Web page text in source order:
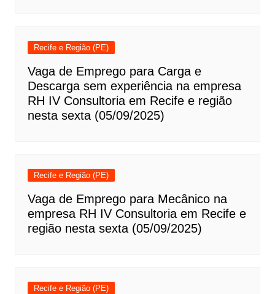
Recife e Região (PE)
Vaga de Emprego para Carga e
Descarga sem experiência na empresa
RH IV Consultoria em Recife e região
nesta sexta (05/09/2025)
Recife e Região (PE)
Vaga de Emprego para Mecânico na
empresa RH IV Consultoria em Recife e
região nesta sexta (05/09/2025)
Recife e Região (PE)